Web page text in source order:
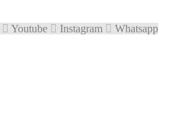
Youtube Instagram Whatsapp